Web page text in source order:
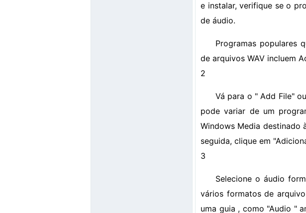
e instalar, verifique se o
de áudio.
Programas populares
de arquivos WAV incluem
2
Vá para o " Add File"
pode variar de um
Windows Media destinado
seguida, clique em
3
Selecione o áudio
vários formatos de
uma guia , como "Audio "